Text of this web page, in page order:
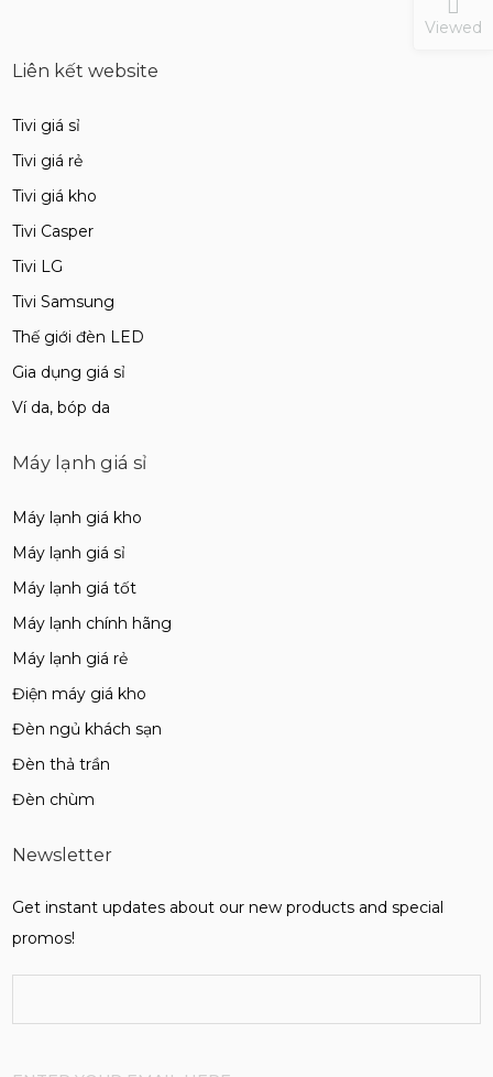
Liên kết website
Tivi giá sỉ
Tivi giá rẻ
Tivi giá kho
Tivi Casper
Tivi LG
Tivi Samsung
Thế giới đèn LED
Gia dụng giá sỉ
Ví da, bóp da
Máy lạnh giá sỉ
Máy lạnh giá kho
Máy lạnh giá sỉ
Máy lạnh giá tốt
Máy lạnh chính hãng
Máy lạnh giá rẻ
Điện máy giá kho
Đèn ngủ khách sạn
Đèn thả trần
Đèn chùm
Newsletter
Get instant updates about our new products and special
promos!
Viewed